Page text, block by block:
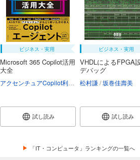
ビジネス・実用
Microsoft 365 Copilot活用
大全
試し読み
ビジネス・実用
VHDLによるFPGA
デバッグ
松村謙 坂巻佳壽美
試し読み
「IT・コンピュータ」ランキングの一覧へ